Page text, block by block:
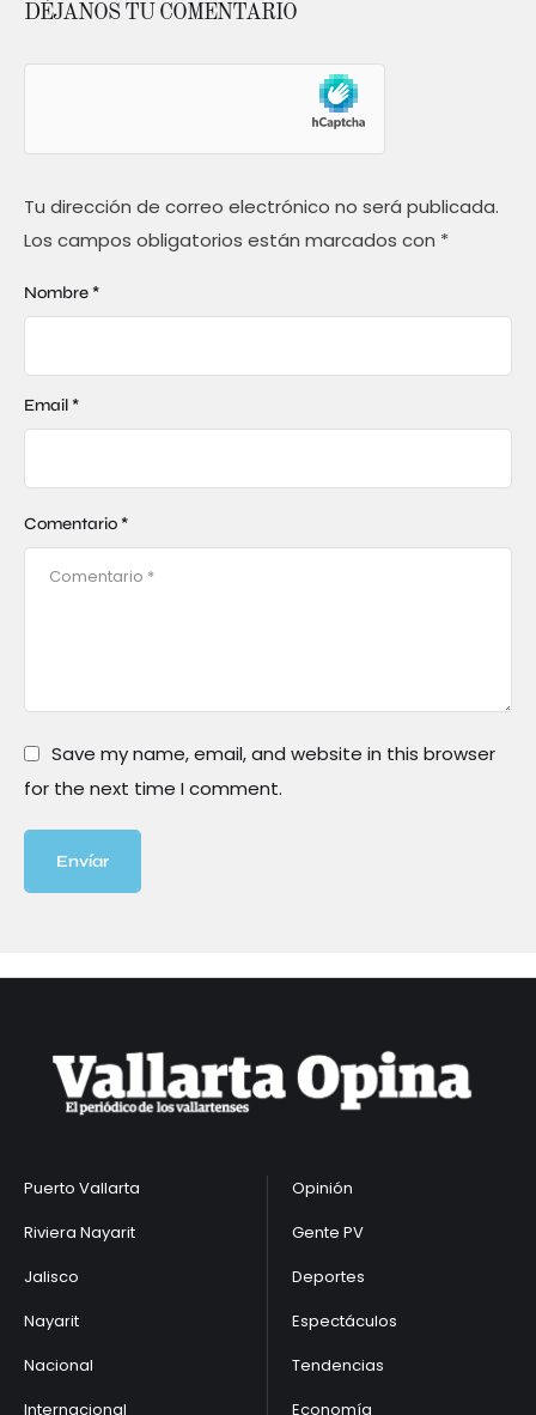
DÉJANOS TU COMENTARIO
Tu dirección de correo electrónico no será publicada.
Los campos obligatorios están marcados con *
Comentario *
Nombre *
Email *
Save my name, email, and website in this browser
for the next time I comment.
Envíar
Puerto Vallarta
Riviera Nayarit
Jalisco
Nayarit
Nacional
Internacional
Opinión
Gente PV
Deportes
Espectáculos
Tendencias
Economía